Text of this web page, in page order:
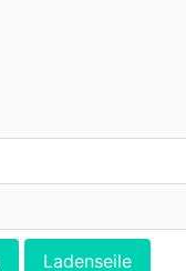
Ladenseile